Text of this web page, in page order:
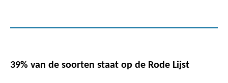
39% van de soorten staat op de Rode Lijst